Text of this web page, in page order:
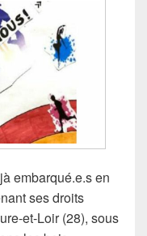
embarqué.e.s en
ses droits
et-Loir (28), sous